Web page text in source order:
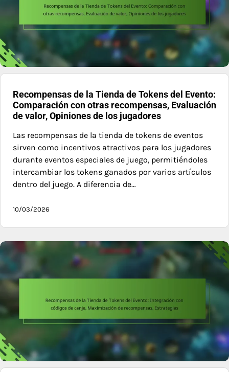
Recompensas de la Tienda de Tokens del Evento:
Comparación con otras recompensas, Evaluación
de valor, Opiniones de los jugadores
Las recompensas de la tienda de tokens de eventos
sirven como incentivos atractivos para los jugadores
durante eventos especiales de juego, permitiéndoles
intercambiar los tokens ganados por varios artículos
dentro del juego. A diferencia de…
10/03/2026